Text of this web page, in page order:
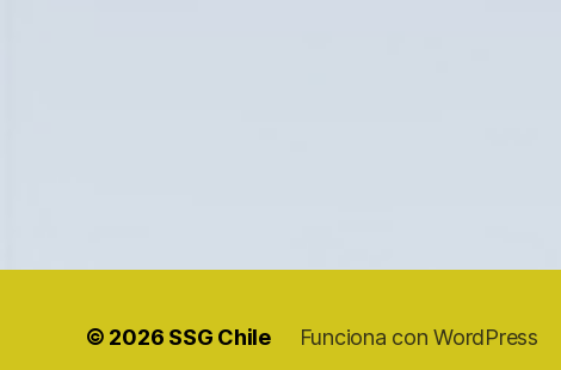
© 2026 SSG Chile Funciona con WordPress